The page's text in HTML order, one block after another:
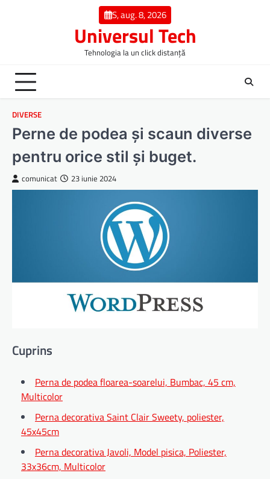
S, aug. 8, 2026
Universul Tech
Tehnologia la un click distanță
DIVERSE
Perne de podea și scaun diverse
pentru orice stil și buget.
comunicat 23 iunie 2024
Cuprins
Perna de podea floarea-soarelui, Bumbac, 45 cm,
Multicolor
Perna decorativa Saint Clair Sweety, poliester,
45x45cm
Perna decorativa Javoli, Model pisica, Poliester,
33x36cm, Multicolor